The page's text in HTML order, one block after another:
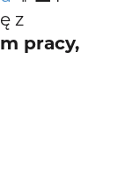
z
pracy,